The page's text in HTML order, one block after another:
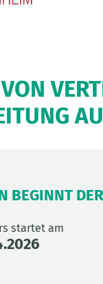
BEGINNT
startet am